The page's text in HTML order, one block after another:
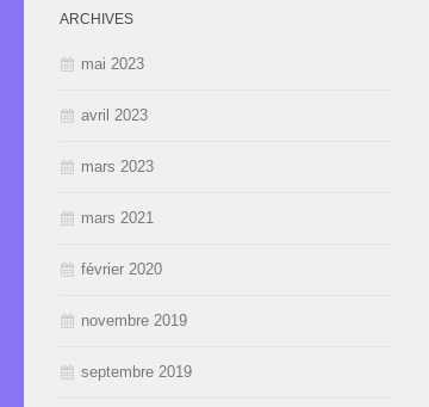
ARCHIVES
mai 2023
avril 2023
mars 2023
mars 2021
février 2020
novembre 2019
septembre 2019